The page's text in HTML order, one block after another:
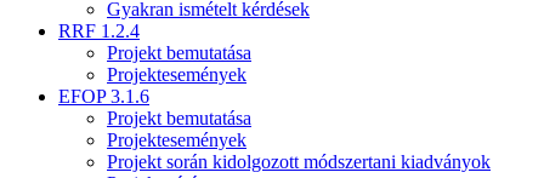
Gyakran ismételt kérdések
RRF 1.2.4
Projekt bemutatása
Projektesemények
EFOP 3.1.6
Projekt bemutatása
Projektesemények
Projekt során kidolgozott módszertani kiadványok